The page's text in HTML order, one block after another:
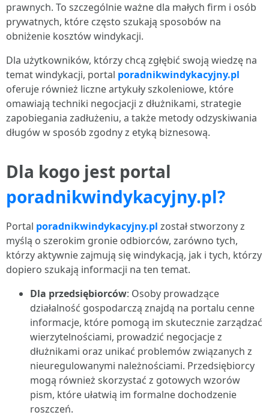
prawnych. To szczególnie ważne dla małych firm i osób
prywatnych, które często szukają sposobów na
obniżenie kosztów windykacji.
Dla użytkowników, którzy chcą zgłębić swoją wiedzę na
temat windykacji, portal poradnikwindykacyjny.pl
oferuje również liczne artykuły szkoleniowe, które
omawiają techniki negocjacji z dłużnikami, strategie
zapobiegania zadłużeniu, a także metody odzyskiwania
długów w sposób zgodny z etyką biznesową.
Dla kogo jest portal
poradnikwindykacyjny.pl?
Portal poradnikwindykacyjny.pl został stworzony z
myślą o szerokim gronie odbiorców, zarówno tych,
którzy aktywnie zajmują się windykacją, jak i tych, którzy
dopiero szukają informacji na ten temat.
Dla przedsiębiorców: Osoby prowadzące
działalność gospodarczą znajdą na portalu cenne
informacje, które pomogą im skutecznie zarządzać
wierzytelnościami, prowadzić negocjacje z
dłużnikami oraz unikać problemów związanych z
nieuregulowanymi należnościami. Przedsiębiorcy
mogą również skorzystać z gotowych wzorów
pism, które ułatwią im formalne dochodzenie
roszczeń.